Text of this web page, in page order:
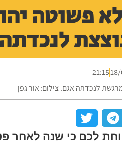
פשוטה
21:15
לנכדתה אגם. צילום: אור גפן
לכם כי שנה לאחר